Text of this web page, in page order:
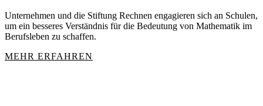
Unternehmen und die Stiftung Rechnen engagieren sich an Schulen,
um ein besseres Verständnis für die Bedeutung von Mathematik im
Berufsleben zu schaffen.
MEHR ERFAHREN